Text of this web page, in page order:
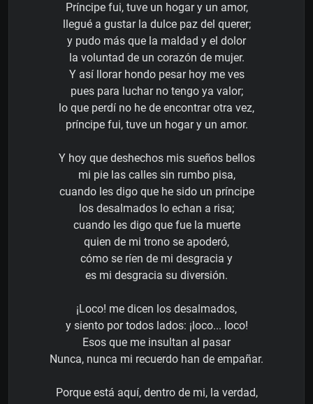
Príncipe fui, tuve un hogar y un amor,
llegué a gustar la dulce paz del querer;
y pudo más que la maldad y el dolor
la voluntad de un corazón de mujer.
Y así llorar hondo pesar hoy me ves
pues para luchar no tengo ya valor;
lo que perdí no he de encontrar otra vez,
príncipe fui, tuve un hogar y un amor.
Y hoy que deshechos mis sueños bellos
mi pie las calles sin rumbo pisa,
cuando les digo que he sido un príncipe
los desalmados lo echan a risa;
cuando les digo que fue la muerte
quien de mi trono se apoderó,
cómo se ríen de mi desgracia y
es mi desgracia su diversión.
¡Loco! me dicen los desalmados,
y siento por todos lados: ¡loco... loco!
Esos que me insultan al pasar
Nunca, nunca mi recuerdo han de empañar.
Porque está aquí, dentro de mi, la verdad,